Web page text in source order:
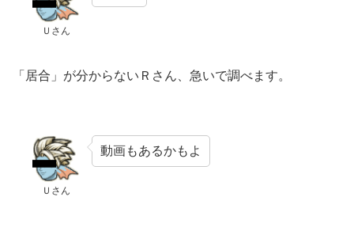
Ｕさん
「居合」が分からないＲさん、急いで調べます。
Ｕさん
動画もあるかもよ